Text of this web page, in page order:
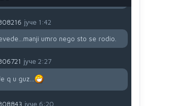
јуче 1:42
umro nego sto se rodio.
јуче 2:27
q u guz...
јуче 6:20